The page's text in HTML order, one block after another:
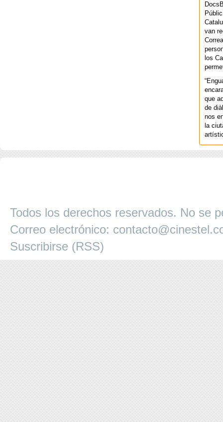
van
los
que
de
nos
la
Todos los derechos reservados. No se
Correo electrónico:
Suscribirse (RSS)